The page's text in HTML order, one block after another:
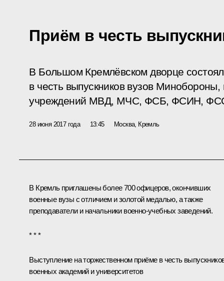
Приём в честь
В Большом Кремлёвском дворце
в честь выпускников вузов
учреждений МВД, МЧС, ФСБ, ФСИН, ФСО
28 июня 2017 года 13:45 Москва, Кремль
В Кремль приглашены более 700 офицеров, окончивших
военные вузы с отличием и золотой медалью, а также
преподаватели и начальники военно-учебных заведений.
* * *
Выступление на торжественном приёме в честь
военных академий и университетов